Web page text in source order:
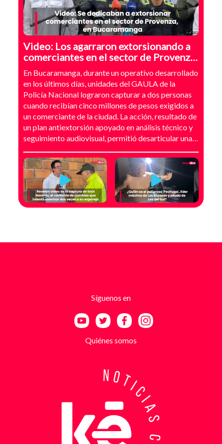
Video: Los agarraron extorsionando a
comerciantes en el sector de Provenza,
Bucaramanga
En Bucaramanga, durante un operativo desarrollado
en los últimos días, unidades del GAULA de la
Policía Nacional lograron capturar a dos personas
cuando recibían cinco millones de pesos exigidos a
un comerciante de la ciudad. La acción, resultado de
un plan antiextorsión apoyado en análisis técnico y
seguimiento audiovisual, permitió desarticular una
digitales, suplantación de grupos armados y presión
directa sobre establecimientos comerciales. La
investigación no comenzó con la captura, sino con el
temor de un comerciante que empezó a recibir
mensajes y llamadas en las que le exigían dinero a
a las amenazas. Las exigencias económicas variaban
entre uno y cinco millones de pesos, dependiendo de
la supuesta “capacidad de pago” de cada víctima. A
antiextorsión que se extendió por varios sectores
investigadores revisaron más de 200 cámaras de
seguridad públicas y privadas, además de analizar
cerca de 300 horas de grabaciones, con el objetivo
de reconstruir los movimientos de los sospechosos
y establecer patrones de comportamiento. Ese
seguimiento permitió identificar no solo el punto y
la modalidad de entrega del dinero, sino también la
Síguenos en
Quiénes somos